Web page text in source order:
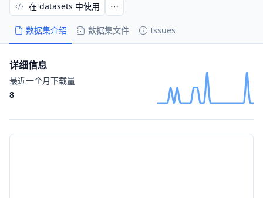
数据集介绍 数据集文件 Issues
在 datasets 中使用
详细信息
最近一个月下载量
8